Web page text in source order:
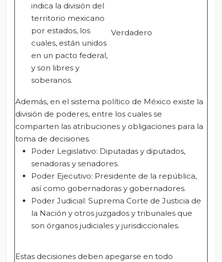
indica la división del
territorio mexicano
por estados, los
cuales, están unidos
en un pacto federal,
y son libres y
soberanos.
Verdadero
Además, en el sistema político de México existe la
división de poderes, entre los cuales se
comparten las atribuciones y obligaciones para la
toma de decisiones.
Poder Legislativo: Diputadas y diputados,
senadoras y senadores.
Poder Ejecutivo: Presidente de la república,
así como gobernadoras y gobernadores.
Poder Judicial: Suprema Corte de Justicia de
la Nación y otros juzgados y tribunales que
son órganos judiciales y jurisdiccionales.
Estas decisiones deben apegarse en todo